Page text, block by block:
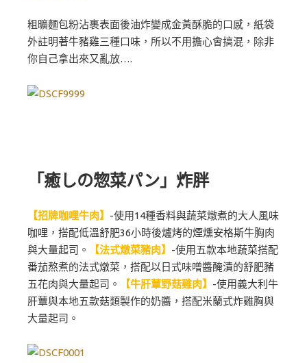
粗曠麵包粉沾裹表面後油炸變成金黃酥脆的口感，紙袋
外註明著牛豬雞三種口味，所以不用擔心會搞混，除非
你自己拿出來又亂放….
「癒しの惣菜パン」炸胖
【招牌咖哩牛肉】 -使用14種香料與蔬菜燉煮的大人風味
咖哩，搭配低溫舒肥36小時後爐烤的煙燻安格斯牛胸肉
與大量起司。
【法式燉菜豬肉】 -使用五款本地蔬菜搭配
番茄熬煮的法式燉菜，搭配以日式味噌醬醃漬的舒肥豬
五花肉與大量起司。
【牛肝蕈野菇雞肉】 -使用義大利牛
肝蕈與本地五款菇類製作的奶醬，搭配米蘭式炸雞胸與
大量起司。